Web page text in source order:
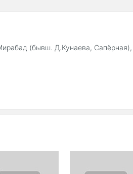
(бывш. Д.Кунаева,